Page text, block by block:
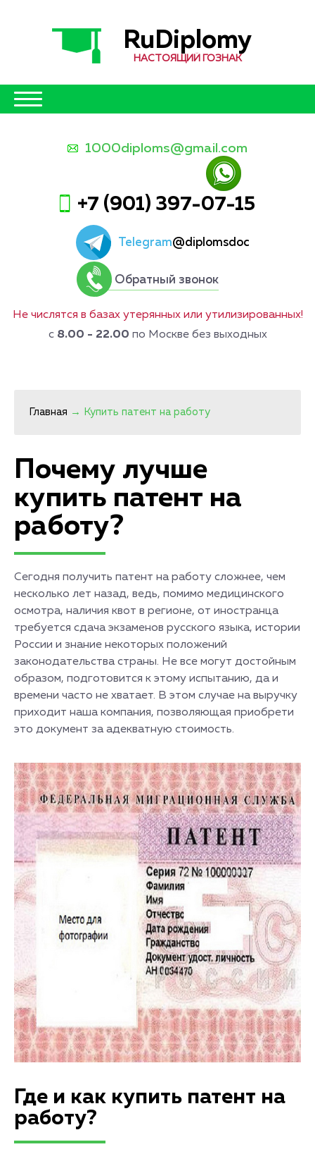
RuDiplomy
НАСТОЯЩИЙ ГОЗНАК
1000diploms@gmail.com
+7 (901) 397-07-15
Telegram@diplomsdoc
Обратный звонок
Не числятся в базах утерянных или утилизированных!
с 8.00 - 22.00 по Москве без выходных
Главная → Купить патент на работу
Почему лучше
купить патент на
работу?
Сегодня получить патент на работу сложнее, чем
несколько лет назад, ведь, помимо медицинского
осмотра, наличия квот в регионе, от иностранца
требуется сдача экзаменов русского языка, истории
России и знание некоторых положений
законодательства страны. Не все могут достойным
образом, подготовится к этому испытанию, да и
времени часто не хватает. В этом случае на выручку
приходит наша компания, позволяющая приобрети
это документ за адекватную стоимость.
Где и как купить патент на
работу?